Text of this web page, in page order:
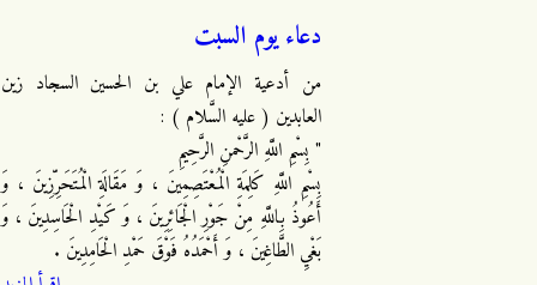
دعاء يوم السبت
من أدعية الإمام علي بن الحسين السجاد زين
العابدين ( عليه السَّلام ) :
" بِسْمِ اللَّهِ الرَّحْمنِ الرَّحِيمِ
بِسْمِ اللَّهِ كَلِمَةِ الْمُعْتَصِمِينَ ، وَ مَقَالَةِ الْمُتَحَرِّزِينَ ، وَ
أَعُوذُ بِاللَّهِ مِنْ جَوْرِ الْجَائِرِينَ ، وَ كَيْدِ الْحَاسِدِينَ ، وَ
بَغْيِ الطَّاغِينَ ، وَ أَحْمَدُهُ فَوْقَ حَمْدِ الْحَامِدِينَ .